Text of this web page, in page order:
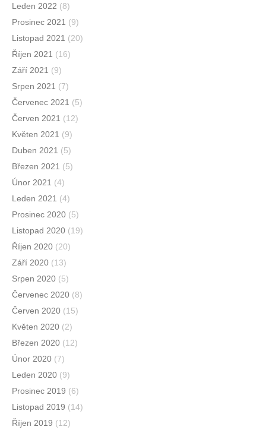
Leden 2022 (8)
Prosinec 2021 (9)
Listopad 2021 (20)
Říjen 2021 (16)
Září 2021 (9)
Srpen 2021 (7)
Červenec 2021 (5)
Červen 2021 (12)
Květen 2021 (9)
Duben 2021 (5)
Březen 2021 (5)
Únor 2021 (4)
Leden 2021 (4)
Prosinec 2020 (5)
Listopad 2020 (19)
Říjen 2020 (20)
Září 2020 (13)
Srpen 2020 (5)
Červenec 2020 (8)
Červen 2020 (15)
Květen 2020 (2)
Březen 2020 (12)
Únor 2020 (7)
Leden 2020 (9)
Prosinec 2019 (6)
Listopad 2019 (14)
Říjen 2019 (12)